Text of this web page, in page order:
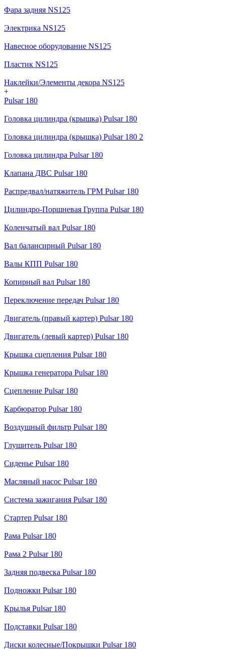
Фара задняя NS125
Электрика NS125
Навесное оборудование NS125
Пластик NS125
Наклейки/Элементы декора NS125
+
Pulsar 180
Головка цилиндра (крышка) Pulsar 180
Головка цилиндра (крышка) Pulsar 180 2
Головка цилиндра Pulsar 180
Клапана ДВС Pulsar 180
Распредвал/натяжитель ГРМ Pulsar 180
Цилиндро-Поршневая Группа Pulsar 180
Коленчатый вал Pulsar 180
Вал балансирный Pulsar 180
Валы КПП Pulsar 180
Копирный вал Pulsar 180
Переключение передач Pulsar 180
Двигатель (правый картер) Pulsar 180
Двигатель (левый картер) Pulsar 180
Крышка сцепления Pulsar 180
Крышка генератора Pulsar 180
Сцепление Pulsar 180
Карбюратор Pulsar 180
Воздушный фильтр Pulsar 180
Глушитель Pulsar 180
Сиденье Pulsar 180
Масляный насос Pulsar 180
Система зажигания Pulsar 180
Стартер Pulsar 180
Рама Pulsar 180
Рама 2 Pulsar 180
Задняя подвеска Pulsar 180
Подножки Pulsar 180
Крылья Pulsar 180
Подставки Pulsar 180
Диски колесные/Покрышки Pulsar 180